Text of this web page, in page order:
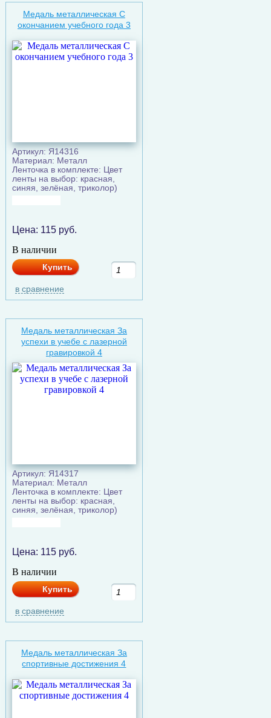
Медаль металлическая C
окончанием учебного года 3
Артикул: Я14316
Материал: Металл
Ленточка в комплекте: Цвет
ленты на выбор: красная,
синяя, зелёная, триколор)
Цена: 115руб.
В наличии
Купить
в сравнение
Медаль металлическая За
успехи в учебе с лазерной
гравировкой 4
Артикул: Я14317
Материал: Металл
Ленточка в комплекте: Цвет
ленты на выбор: красная,
синяя, зелёная, триколор)
Цена: 115руб.
В наличии
Купить
в сравнение
Медаль металлическая За
спортивные достижения 4